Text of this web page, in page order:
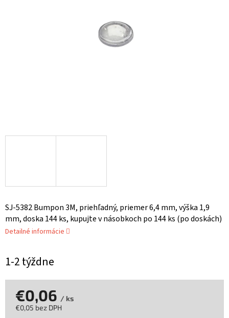
1-2 týždne
SJ-5382 Bumpon 3M, priehľadný, priemer 6,4 mm, výška 1,9
mm, doska 144 ks, kupujte v násobkoch po 144 ks (po doskách)
Detailné informácie
€0,06 / ks
€0,05 bez DPH